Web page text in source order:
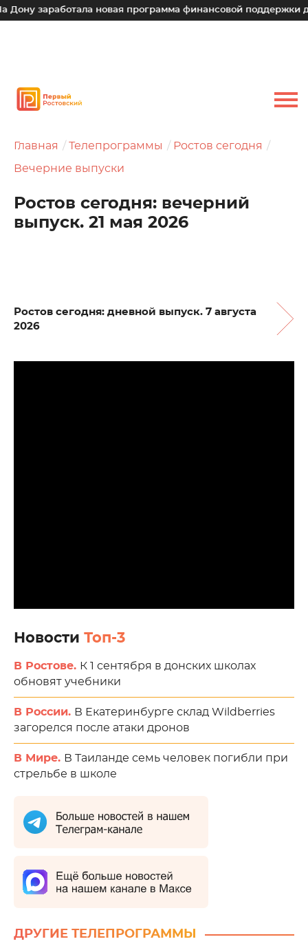
новая программа финансовой поддержки для
Главная Телепрограммы Ростов сегодня
Вечерние выпуски
Ростов сегодня: вечерний
выпуск. 21 мая 2026
Ростов сегодня: дневной выпуск. 7 августа
2026
Новости Топ-3
В Ростове. К 1 сентября в донских школах
обновят учебники
В России. В Екатеринбурге склад Wildberries
загорелся после атаки дронов
В Мире. В Таиланде семь человек погибли при
стрельбе в школе
ДРУГИЕ ТЕЛЕПРОГРАММЫ